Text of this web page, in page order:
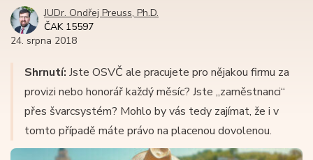
JUDr. Ondřej Preuss, Ph.D.
ČAK 15597
24. srpna 2018
Shrnutí: Jste OSVČ ale pracujete pro nějakou firmu za
provizi nebo honorář každý měsíc? Jste „zaměstnanci“
přes švarcsystém? Mohlo by vás tedy zajímat, že i v
tomto případě máte právo na placenou dovolenou.